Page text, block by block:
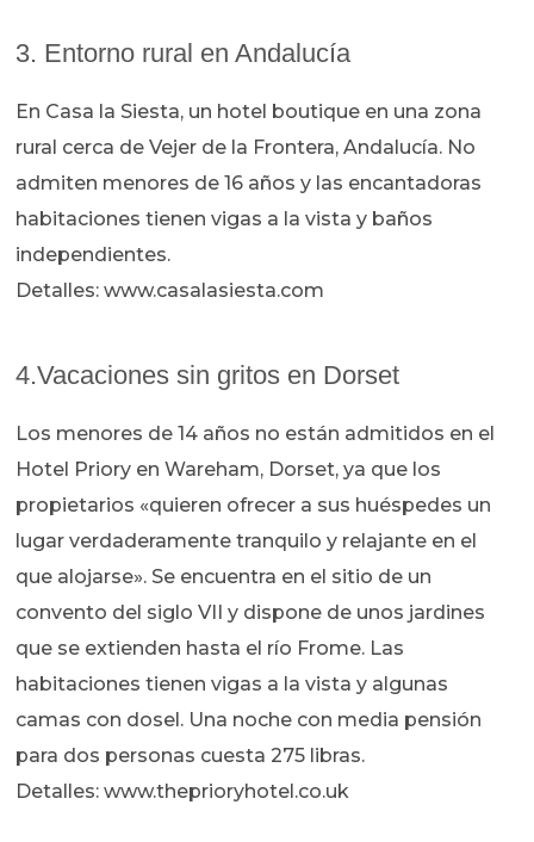
3. Entorno rural en Andalucía
En Casa la Siesta, un hotel boutique en una zona
rural cerca de Vejer de la Frontera, Andalucía. No
admiten menores de 16 años y las encantadoras
habitaciones tienen vigas a la vista y baños
independientes.
Detalles: www.casalasiesta.com
4.Vacaciones sin gritos en Dorset
Los menores de 14 años no están admitidos en el
Hotel Priory en Wareham, Dorset, ya que los
propietarios «quieren ofrecer a sus huéspedes un
lugar verdaderamente tranquilo y relajante en el
que alojarse». Se encuentra en el sitio de un
convento del siglo VII y dispone de unos jardines
que se extienden hasta el río Frome. Las
habitaciones tienen vigas a la vista y algunas
camas con dosel. Una noche con media pensión
para dos personas cuesta 275 libras.
Detalles: www.theprioryhotel.co.uk